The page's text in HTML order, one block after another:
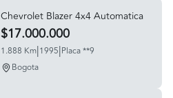
Chevrolet Blazer 4x4 Automatica
$17.000.000
1.888 Km|1995|Placa **9
Bogota